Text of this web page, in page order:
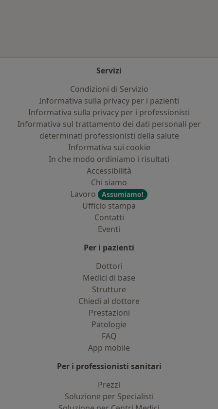
Servizi
Condizioni di Servizio
Informativa sulla privacy per i pazienti
Informativa sulla privacy per i professionisti
Informativa sul trattamento dei dati personali per
determinati professionisti della salute
Informativa sui cookie
In che modo ordiniamo i risultati
Accessibilità
Chi siamo
Lavoro
Assumiamo!
Ufficio stampa
Contatti
Eventi
Per i pazienti
Dottori
Medici di base
Strutture
Chiedi al dottore
Prestazioni
Patologie
FAQ
App mobile
Per i professionisti sanitari
Prezzi
Soluzione per Specialisti